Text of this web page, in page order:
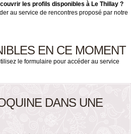
les profils disponibles à Le Thillay ?
au service de rencontres proposé par notre
EN CE MOMENT
le formulaire pour accéder au service
DANS UNE